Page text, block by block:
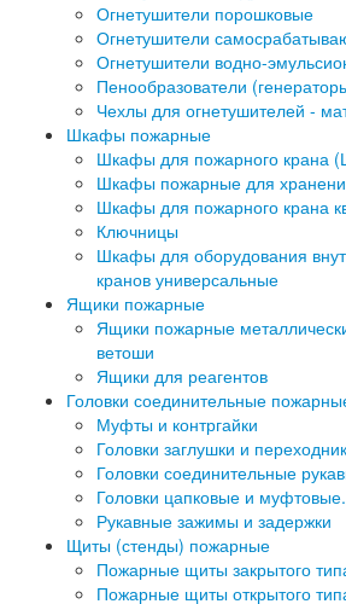
Огнетушители порошковые
Огнетушители
Огнетушители водно-
Пенообразователи
Чехлы для огнетушителей -
Шкафы пожарные
Шкафы для пожарного крана
Шкафы пожарные для
Шкафы для пожарного крана
Ключницы
Шкафы для оборудования
кранов универсальные
Ящики пожарные
Ящики пожарные
ветоши
Ящики для реагентов
Головки соединительные
Муфты и контргайки
Головки заглушки и
Головки соединительные
Головки цапковые и муфтовые.
Рукавные зажимы и задержки
Щиты (стенды) пожарные
Пожарные щиты закрытого
Пожарные щиты открытого